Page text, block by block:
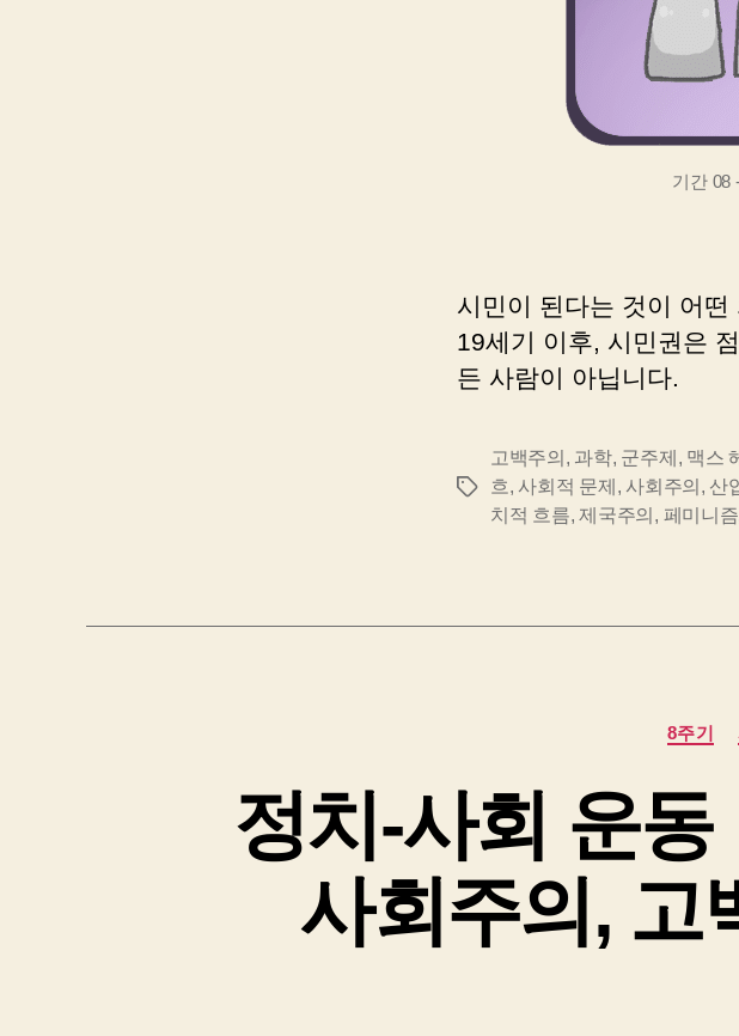
기간 08
시민이 된다는 것이 어
19세기 이후, 시민권은
든 사람이 아닙니다.
태
고백주의 , 과학, 군주제 , 맥스
흐, 사회적 문제 , 사회주의 , 산
치적 흐름,제국주의 , 페미니즘
8주기
정치-사회 운
사회주의, 고